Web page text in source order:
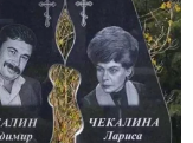
Коелга